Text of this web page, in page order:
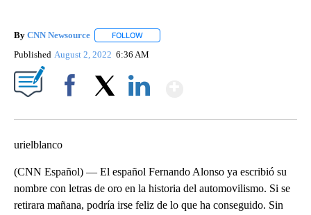
By CNN Newsource FOLLOW
Published August 2, 2022 6:36 AM
urielblanco
(CNN Español) — El español Fernando Alonso ya escribió su
nombre con letras de oro en la historia del automovilismo. Si se
retirara mañana, podría irse feliz de lo que ha conseguido. Sin